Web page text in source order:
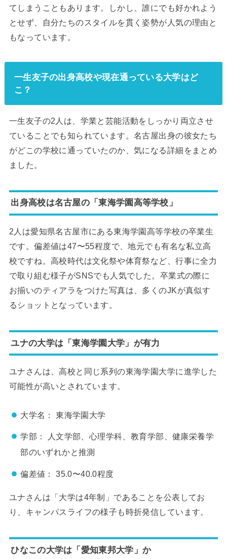
てしまうこともあります。しかし、誰にでも好かれよう
とせず、自分たちのスタイルを貫く姿勢が人気の理由と
もなっています。
一生友子の出身高校や現在通っている大学はど
こ？
一生友子の2人は、学業と芸能活動をしっかり両立させ
ていることでも知られています。名古屋出身の彼女たち
がどこの学校に通っていたのか、気になる詳細をまとめ
ました。
出身高校は名古屋の「東海学園高等学校」
2人は愛知県名古屋市にある東海学園高等学校の卒業生
です。偏差値は47〜55程度で、地元でも有名な私立高
校ですね。高校時代は文化祭や体育祭など、行事に全力
で取り組む様子がSNSでも人気でした。卒業式の際に
お揃いのティアラをつけた写真は、多くのJKが真似す
るショットとなっています。
ユナの大学は「東海学園大学」が有力
ユナさんは、高校と同じ系列の東海学園大学に進学した
可能性が高いとされています。
大学名： 東海学園大学
学部： 人文学部、心理学科、教育学部、健康栄養学
部のいずれかと推測
偏差値： 35.0〜40.0程度
ユナさんは「大学は4年制」であることを公表してお
り、キャンパスライフの様子も時折発信しています。
ひなこの大学は「愛知東邦大学」か